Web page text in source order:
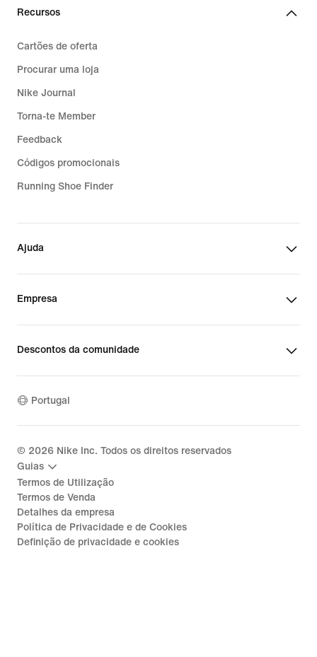
Recursos
Cartões de oferta
Procurar uma loja
Nike Journal
Torna-te Member
Feedback
Códigos promocionais
Running Shoe Finder
Ajuda
Empresa
Descontos da comunidade
Portugal
© 2026 Nike Inc. Todos os direitos reservados
Guias
Termos de Utilização
Termos de Venda
Detalhes da empresa
Política de Privacidade e de Cookies
Definição de privacidade e cookies